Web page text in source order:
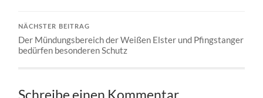
NÄCHSTER BEITRAG
Der Mündungsbereich der Weißen Elster und Pfingstanger
bedürfen besonderen Schutz
Schreibe einen Kommentar